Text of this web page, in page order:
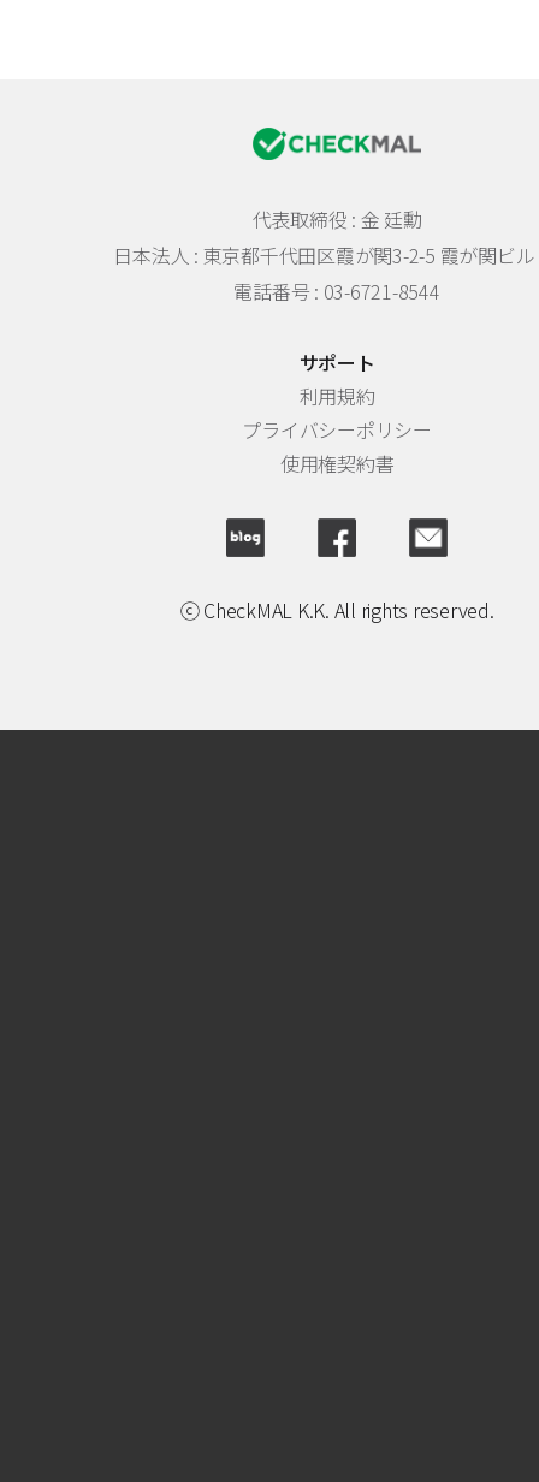
代表取締役 : 金 廷勳
日本法人 : 東京都千代田区霞が関3-2-5 霞が関ビル
電話番号 : 03-6721-8544
サポート
利用規約
プライバシーポリシー
使用権契約書
ⓒ CheckMAL K.K. All rights reserved.